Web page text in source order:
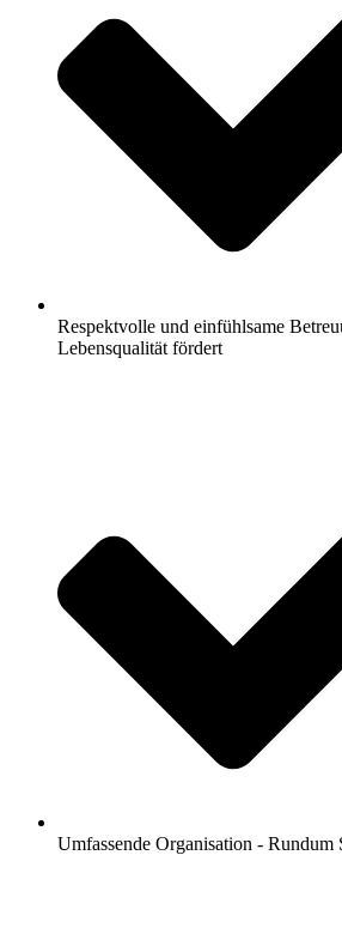
Respektvolle und einfühlsame
Lebensqualität fördert
Umfassende Organisation - Rundum